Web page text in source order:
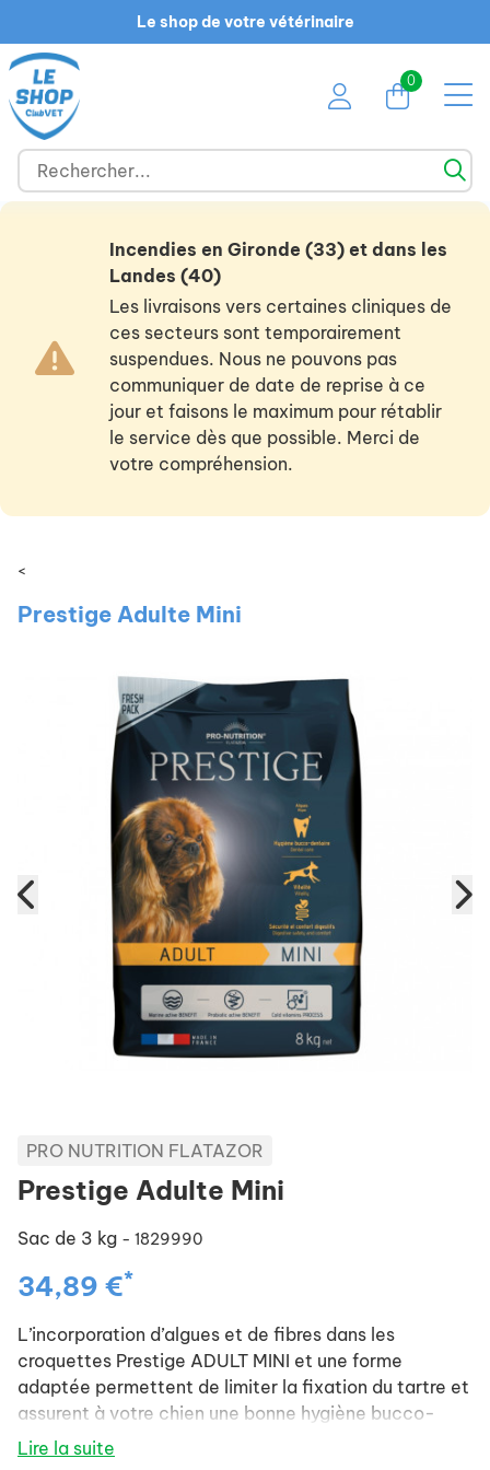
Le shop de votre vétérinaire
0
Incendies en Gironde (33) et dans les
Landes (40)
Les livraisons vers certaines cliniques de
ces secteurs sont temporairement
suspendues. Nous ne pouvons pas
communiquer de date de reprise à ce
jour et faisons le maximum pour rétablir
le service dès que possible. Merci de
votre compréhension.
<
Prestige Adulte Mini
PRO NUTRITION FLATAZOR
Prestige Adulte Mini
Sac de 3 kg - 1829990
34,89 €*
L’incorporation d’algues et de fibres dans les
croquettes Prestige ADULT MINI et une forme
adaptée permettent de limiter la fixation du tartre et
assurent à votre chien une bonne hygiène bucco-
dentaire.
Lire la suite